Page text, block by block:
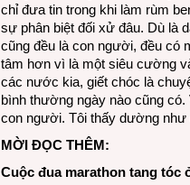
chỉ đưa tin trong khi làm rùm
sự phân biệt đối xử đâu. Dù là
cũng đều là con người, đều có
tâm hơn vì là một siêu cường
các nước kia, giết chóc là
bình thường ngày nào cũng
con người. Tôi thấy dường
MỜI ĐỌC THÊM:
Cuộc đua marathon tang tóc